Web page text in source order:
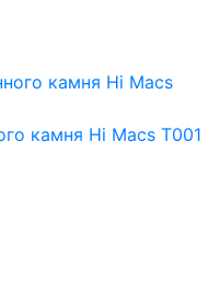
камня Hi Macs T001